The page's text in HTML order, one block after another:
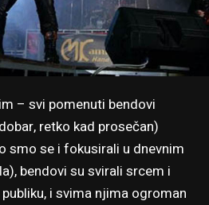
– svi pomenuti bendovi
retko kad prosečan)
smo se i fokusirali u dnevnim
bendovi su svirali srcem i
i svima njima ogroman